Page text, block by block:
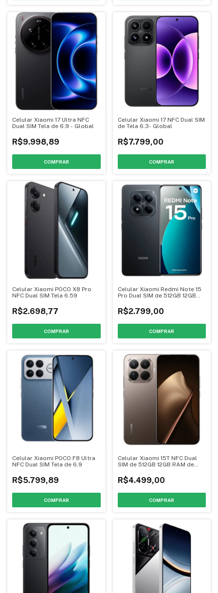
Celular Xiaomi 17 Ultra NFC
Dual SIM Tela de 6.9 - Global
R$9.998,89
COMPRAR
Celular Xiaomi 17 NFC Dual SIM
de Tela 6.3- Global
R$7.799,00
COMPRAR
Celular Xiaomi POCO X8 Pro
NFC Dual SIM Tela 6.59
R$2.698,77
COMPRAR
Celular Xiaomi Redmi Note 15
Pro Dual SIM de 512GB 12GB
R$2.799,00
COMPRAR
Celular Xiaomi POCO F8 Ultra
NFC Dual SIM Tela de 6.9
R$5.799,89
COMPRAR
Celular Xiaomi 15T NFC Dual
SIM de 512GB 12GB RAM de
R$4.499,00
COMPRAR